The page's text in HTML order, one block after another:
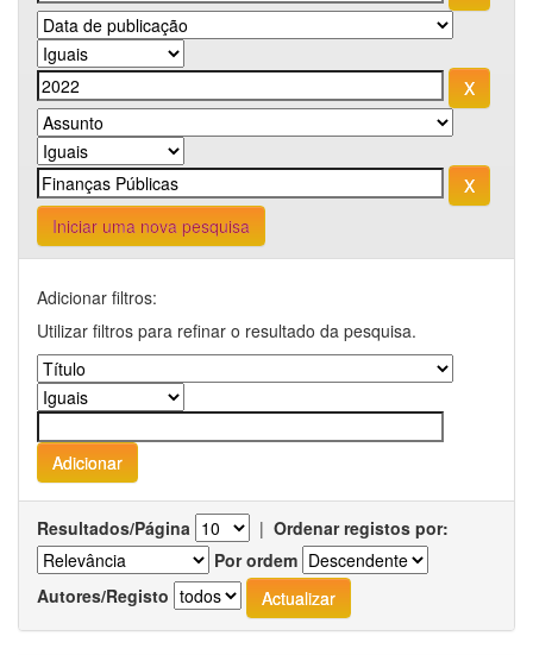
Iniciar uma nova pesquisa
Adicionar filtros:
Utilizar filtros para refinar o resultado da pesquisa.
Resultados/Página | Ordenar registos por:
Por ordem
Autores/Registo